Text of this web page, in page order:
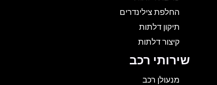
החלפת צילינדרים
תיקון דלתות
קיצור דלתות
שירותי רכב
מנעולן רכב